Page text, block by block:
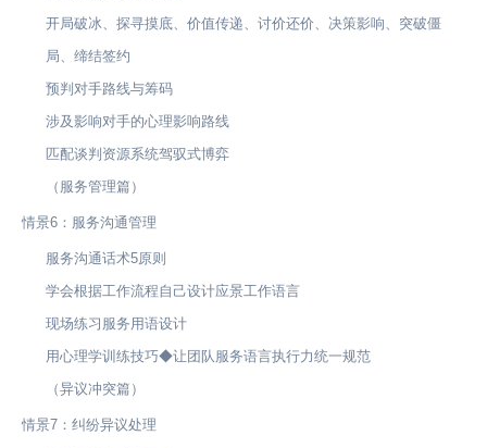
开局破冰、探寻摸底、价值传递、讨价还价、决策影响、突破僵
局、缔结签约
预判对手路线与筹码
涉及影响对手的心理影响路线
匹配谈判资源系统驾驭式博弈
（服务管理篇）
情景6：服务沟通管理
服务沟通话术5原则
学会根据工作流程自己设计应景工作语言
现场练习服务用语设计
用心理学训练技巧◆让团队服务语言执行力统一规范
（异议冲突篇）
情景7：纠纷异议处理